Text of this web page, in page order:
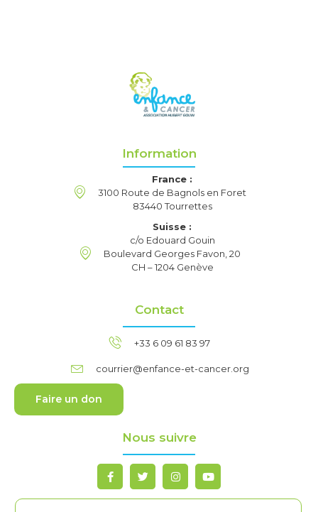
Information
France :
3100 Route de Bagnols en Foret
83440 Tourrettes
Suisse :
c/o Edouard Gouin
Boulevard Georges Favon, 20
CH – 1204 Genève
Contact
+33 6 09 61 83 97
courrier@enfance-et-cancer.org
Faire un don
Nous suivre